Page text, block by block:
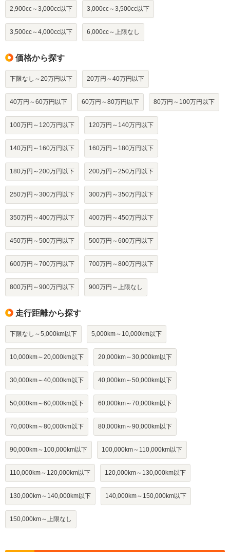
2,900cc～3,000cc以下 3,000cc～3,500cc以下
3,500cc～4,000cc以下 6,000cc～上限なし
価格から探す
下限なし～20万円以下 20万円～40万円以下
40万円～60万円以下 60万円～80万円以下 80万円～100万円以下
100万円～120万円以下 120万円～140万円以下
140万円～160万円以下 160万円～180万円以下
180万円～200万円以下 200万円～250万円以下
250万円～300万円以下 300万円～350万円以下
350万円～400万円以下 400万円～450万円以下
450万円～500万円以下 500万円～600万円以下
600万円～700万円以下 700万円～800万円以下
800万円～900万円以下 900万円～上限なし
走行距離から探す
下限なし～5,000km以下 5,000km～10,000km以下
10,000km～20,000km以下 20,000km～30,000km以下
30,000km～40,000km以下 40,000km～50,000km以下
50,000km～60,000km以下 60,000km～70,000km以下
70,000km～80,000km以下 80,000km～90,000km以下
90,000km～100,000km以下 100,000km～110,000km以下
110,000km～120,000km以下 120,000km～130,000km以下
130,000km～140,000km以下 140,000km～150,000km以下
150,000km～上限なし